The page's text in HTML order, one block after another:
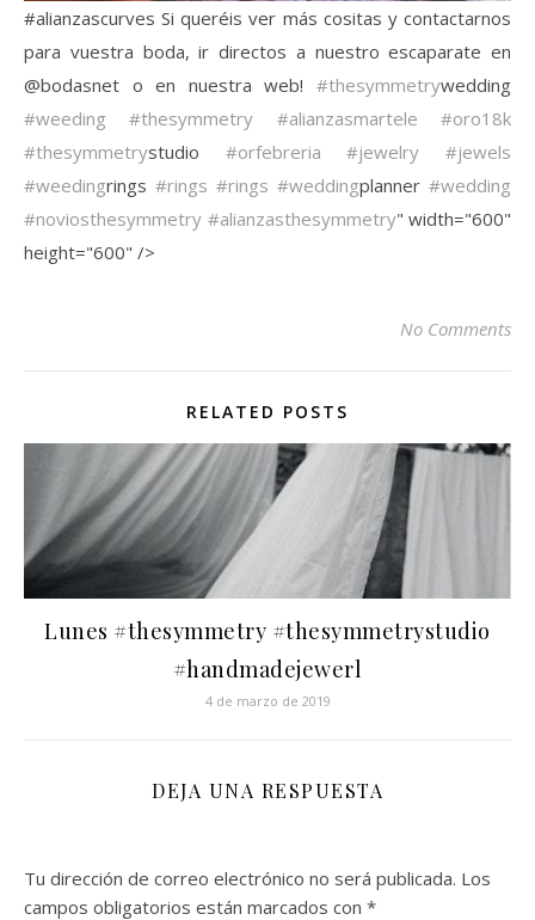
#alianzascurves ️Si queréis ver más cositas y contactarnos
para vuestra boda, ir directos a nuestro escaparate en
@bodasnet o en nuestra web! #thesymmetrywedding
#weeding
#thesymmetry #alianzasmartele
#oro18k
#thesymmetrystudio #orfebreria #jewelry
#jewels
#weedingrings #rings #rings #weddingplanner #wedding
#noviosthesymmetry #alianzasthesymmetry" width="600"
height="600" />
No Comments
RELATED POSTS
Lunes #thesymmetry #thesymmetrystudio
#handmadejewerl
4 de marzo de 2019
DEJA UNA RESPUESTA
Tu dirección de correo electrónico no será publicada. Los
campos obligatorios están marcados con *